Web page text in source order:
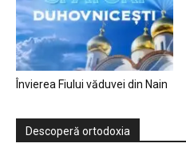
Învierea Fiului văduvei din Nain
Descoperă ortodoxia